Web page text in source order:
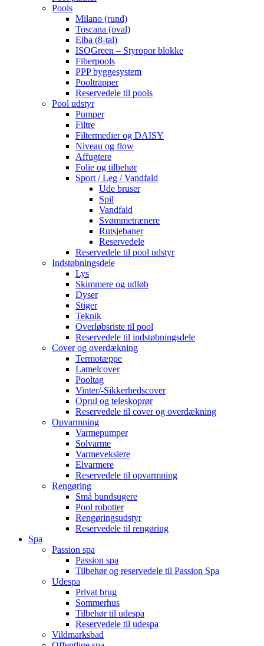
Pools
Milano (rund)
Toscana (oval)
Elba (8-tal)
ISOGreen – Styropor blokke
Fiberpools
PPP byggesystem
Pooltrapper
Reservedele til pools
Pool udstyr
Pumper
Filtre
Filtermedier og DAISY
Niveau og flow
Affugtere
Folie og tilbehør
Sport / Leg / Vandfald
Ude bruser
Spil
Vandfald
Svømmetrænere
Rutsjebaner
Reservedele
Reservedele til pool udstyr
Indstøbningsdele
Lys
Skimmere og udløb
Dyser
Stiger
Teknik
Overløbsriste til pool
Reservedele til indstøbningsdele
Cover og overdækning
Termotæppe
Lamelcover
Pooltag
Vinter/-Sikkerhedscover
Oprul og teleskoprør
Reservedele til cover og overdækning
Opvarmning
Varmepumper
Solvarme
Varmevekslere
Elvarmere
Reservedele til opvarmning
Rengøring
Små bundsugere
Pool robotter
Rengøringsudstyr
Reservedele til rengøring
Spa
Passion spa
Passion spa
Tilbehør og reservedele til Passion Spa
Udespa
Privat brug
Sommerhus
Tilbehør til udespa
Reservedele til udespa
Vildmarksbad